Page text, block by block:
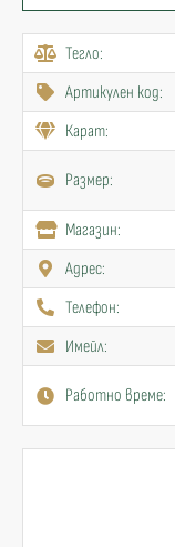
Тегло:
Артикулен код:
Карат:
Размер:
Mагазин:
Адрес:
Телефон:
Имейл:
Работно време: